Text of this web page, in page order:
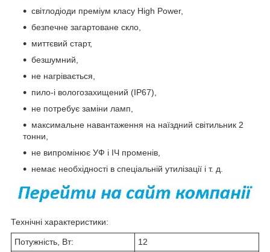
світлодіоди преміум класу High Power,
безпечне загартоване скло,
миттєвий старт,
безшумний,
не нагрівається,
пило-і вологозахищений (IP67),
не потребує заміни ламп,
максимальне навантаження на наїздний світильник 2
тонни,
не випромінює УФ і ІЧ променів,
немає необхідності в спеціальній утилізації і т. д.
Технічні характеристики:
Потужність, Вт:
12